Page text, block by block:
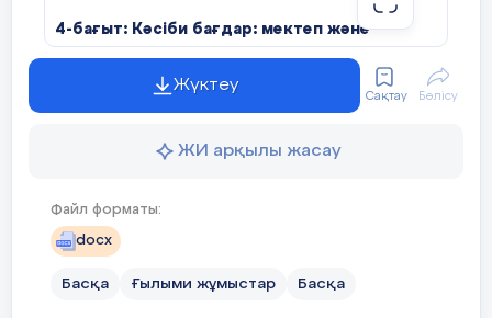
4-бағыт: Кәсіби бағдар: мектеп және
колледж
Өндірістік оқыту шебері: Маханбетова
Салтанат Серікқызы
Жүктеу
Сақтау Бөлісу
ЖИ арқылы жасау
Файл форматы:
docx
Басқа Ғылыми жұмыстар Басқа